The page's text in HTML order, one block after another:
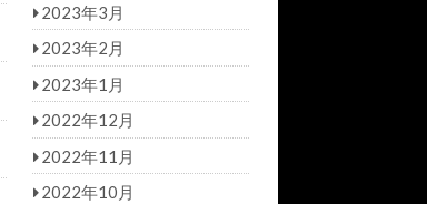
2023年3月
2023年2月
2023年1月
2022年12月
2022年11月
2022年10月